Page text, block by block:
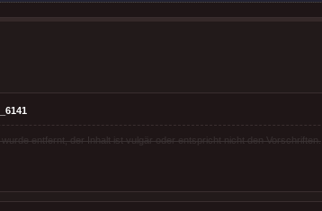
entfernt, der Inhalt ist vulgär oder entspricht nicht den Vorschriften.